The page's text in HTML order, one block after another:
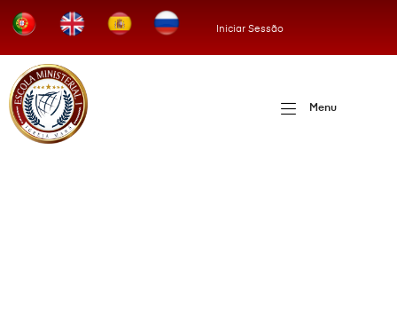
Iniciar Sessão
Menu